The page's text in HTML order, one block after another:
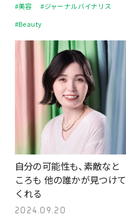
#美容
#ジャーナルバイナリス
#Beauty
自分の可能性も、素敵なと
ころも 他の誰かが見つけて
くれる
2024.09.20